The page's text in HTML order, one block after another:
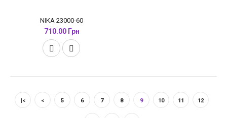
NIKA 23000-60
710.00 Грн
|< < 5 6 7 8 9 10 11 12